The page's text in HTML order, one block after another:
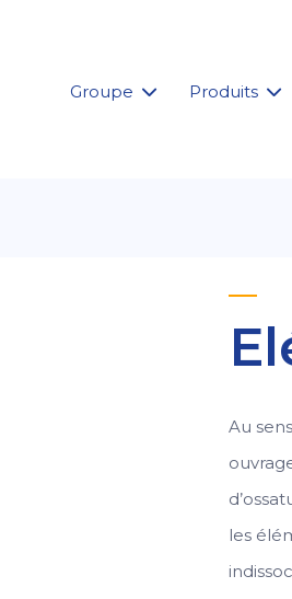
Groupe Produits
Au
les